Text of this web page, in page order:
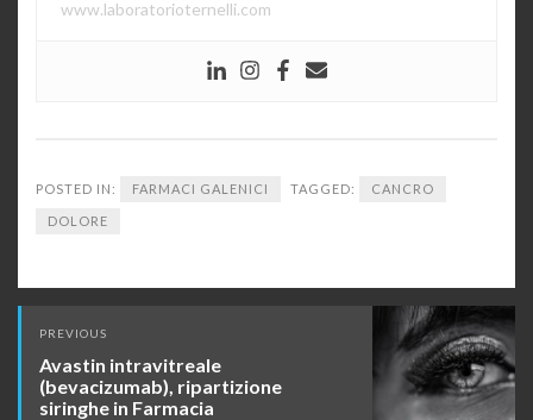
www.laboratorioternelli.com
POSTED IN: FARMACI GALENICI TAGGED: CANCRO
DOLORE
navigation
PREVIOUS
Avastin intravitreale
(bevacizumab), ripartizione
siringhe in Farmacia